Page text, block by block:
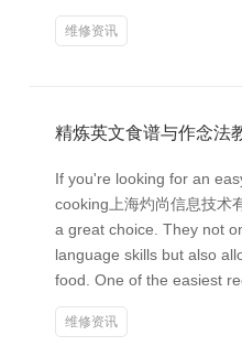
维修资讯
精炼英文食谱与作念法
If you're looking for an
cooking上海灼尚信息技术
a great choice. They not
language skills but also
food. One of the easiest
维修资讯